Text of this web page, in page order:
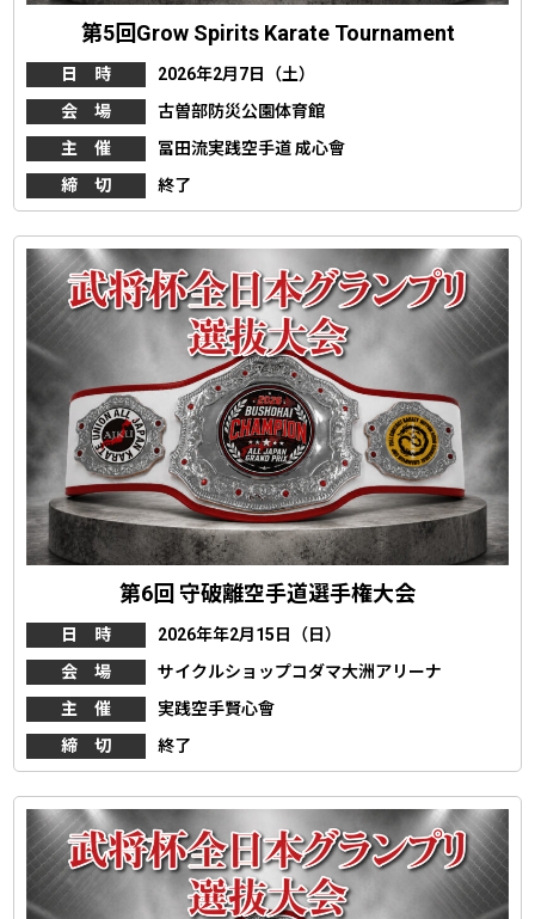
第5回Grow Spirits Karate Tournament
日 時
2026年2月7日（土）
会 場
古曽部防災公園体育館
主 催
冨田流実践空手道 成心會
締 切
終了
第6回 守破離空手道選手権大会
日 時
2026年年2月15日（日）
会 場
サイクルショップコダマ大洲アリーナ
主 催
実践空手賢心會
締 切
終了